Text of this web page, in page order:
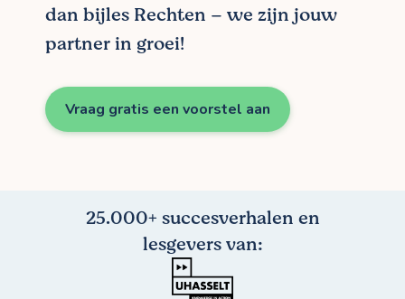
dan bijles Rechten – we zijn jouw
partner in groei!
Vraag gratis een voorstel aan
25.000+ succesverhalen en
lesgevers van: